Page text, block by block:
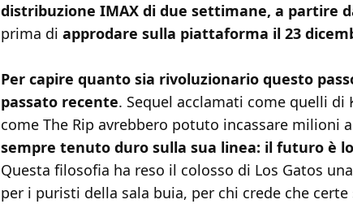
distribuzione IMAX di due settimane, a partire
prima di approdare sulla piattaforma il 23
Per capire quanto sia rivoluzionario questo
passato recente. Sequel acclamati come quelli
come The Rip avrebbero potuto incassare milioni
sempre tenuto duro sulla sua linea: il futuro è
Questa filosofia ha reso il colosso di Los Gatos
per i puristi della sala buia, per chi crede che